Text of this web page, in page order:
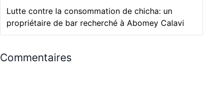
Lutte contre la consommation de chicha: un
propriétaire de bar recherché à Abomey Calavi
Commentaires